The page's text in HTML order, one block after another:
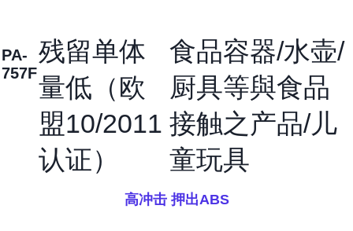
PA-
757F
残留单体
量低（欧
盟10/2011
认证）
食品容器/水壶/
厨具等與食品
接触之产品/儿
童玩具
高冲击 押出ABS